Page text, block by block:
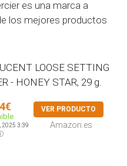
es una marca a
los mejores productos
LOOSE SETTING
- HONEY STAR, 29 g.
2025 3:39
VER PRODUCTO
Amazon.es